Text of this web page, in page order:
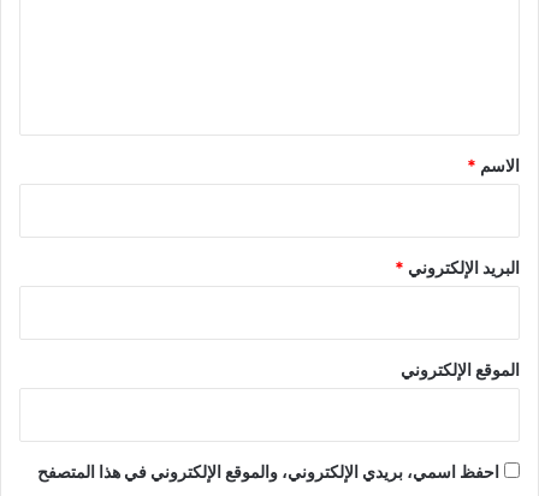
*
الاسم *
البريد الإلكتروني *
الموقع الإلكتروني
احفظ اسمي، بريدي الإلكتروني، والموقع الإلكتروني في هذا المتصفح